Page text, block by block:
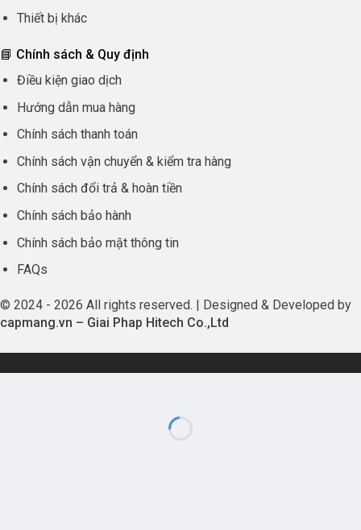
Thiết bị khác
📘 Chính sách & Quy định
Điều kiện giao dịch
Hướng dẫn mua hàng
Chính sách thanh toán
Chính sách vận chuyển & kiểm tra hàng
Chính sách đổi trả & hoàn tiền
Chính sách bảo hành
Chính sách bảo mật thông tin
FAQs
© 2024 - 2026 All rights reserved. | Designed & Developed by
capmang.vn – Giai Phap Hitech Co.,Ltd